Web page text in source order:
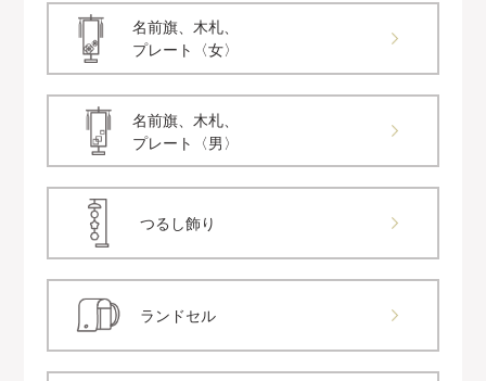
名前旗、木札、
プレート〈女〉
名前旗、木札、
プレート〈男〉
つるし飾り
ランドセル